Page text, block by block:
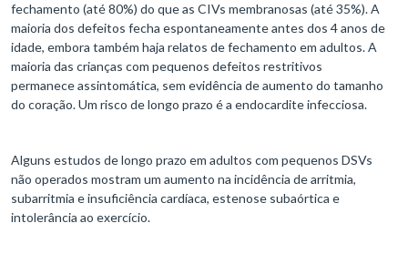
fechamento (até 80%) do que as CIVs membranosas (até 35%). A
maioria dos defeitos fecha espontaneamente antes dos 4 anos de
idade, embora também haja relatos de fechamento em adultos. A
maioria das crianças com pequenos defeitos restritivos
permanece assintomática, sem evidência de aumento do tamanho
do coração. Um risco de longo prazo é a endocardite infecciosa.
Alguns estudos de longo prazo em adultos com pequenos DSVs
não operados mostram um aumento na incidência de arritmia,
subarritmia e insuficiência cardíaca, estenose subaórtica e
intolerância ao exercício.